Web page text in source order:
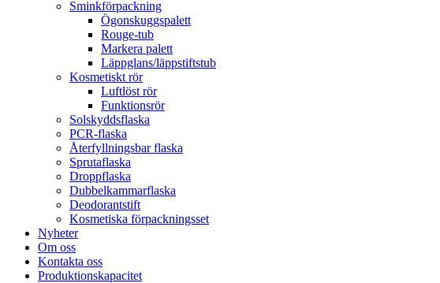
Sminkförpackning
Ögonskuggspalett
Rouge-tub
Markera palett
Läppglans/läppstiftstub
Kosmetiskt rör
Luftlöst rör
Funktionsrör
Solskyddsflaska
PCR-flaska
Återfyllningsbar flaska
Sprutaflaska
Droppflaska
Dubbelkammarflaska
Deodorantstift
Kosmetiska förpackningsset
Nyheter
Om oss
Kontakta oss
Produktionskapacitet